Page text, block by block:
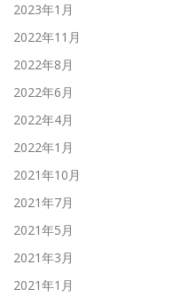
2023年1月
2022年11月
2022年8月
2022年6月
2022年4月
2022年1月
2021年10月
2021年7月
2021年5月
2021年3月
2021年1月